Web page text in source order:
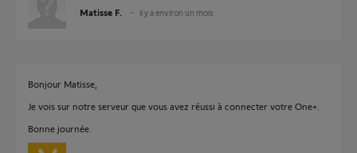
Matisse F. il y a environ un mois
Bonjour Matisse,
Je vois sur notre serveur que vous avez réussi à connecter votre One+.
Bonne journée.